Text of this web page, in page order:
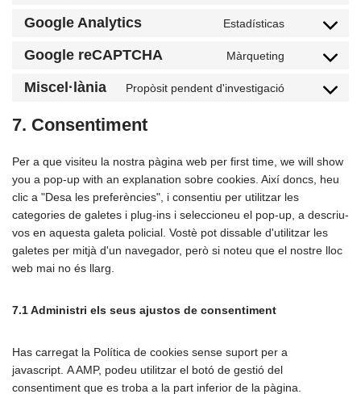
Google Analytics Estadísticas
Google reCAPTCHA Màrqueting
Miscel·lània Propòsit pendent d'investigació
7. Consentiment
Per a que visiteu la nostra pàgina web per first time, we will show
you a pop-up with an explanation sobre cookies. Així doncs, heu
clic a "Desa les preferències", i consentiu per utilitzar les
categories de galetes i plug-ins i seleccioneu el pop-up, a descriu-
vos en aquesta galeta policial. Vostè pot dissable d'utilitzar les
galetes per mitjà d'un navegador, però si noteu que el nostre lloc
web mai no és llarg.
7.1 Administri els seus ajustos de consentiment
Has carregat la Política de cookies sense suport per a
javascript. A AMP, podeu utilitzar el botó de gestió del
consentiment que es troba a la part inferior de la pàgina.